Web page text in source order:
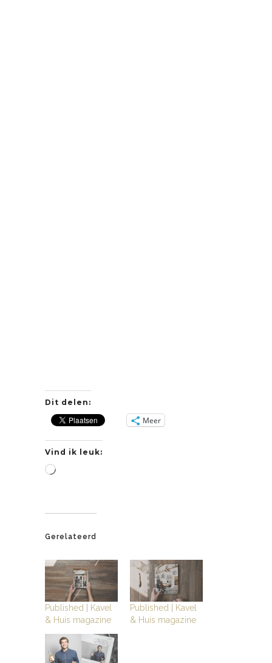
Dit delen:
Meer
Vind ik leuk:
A
e
l
a
e
.
Gerelateerd
Published | Kavel
& Huis magazine
Published | Kavel
& Huis magazine